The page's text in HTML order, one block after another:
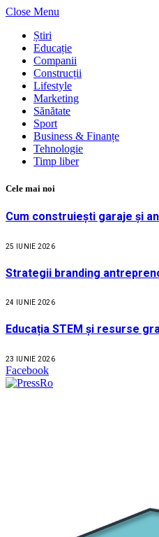
Close Menu
Știri
Educație
Companii
Construcții
Lifestyle
Marketing
Sănătate
Sport
Business & Finanțe
Tehnologie
Timp liber
Cele mai noi
Cum construiești garaje și
25 IUNIE 2026
Strategii branding
24 IUNIE 2026
Educația STEM și resurse
23 IUNIE 2026
Facebook